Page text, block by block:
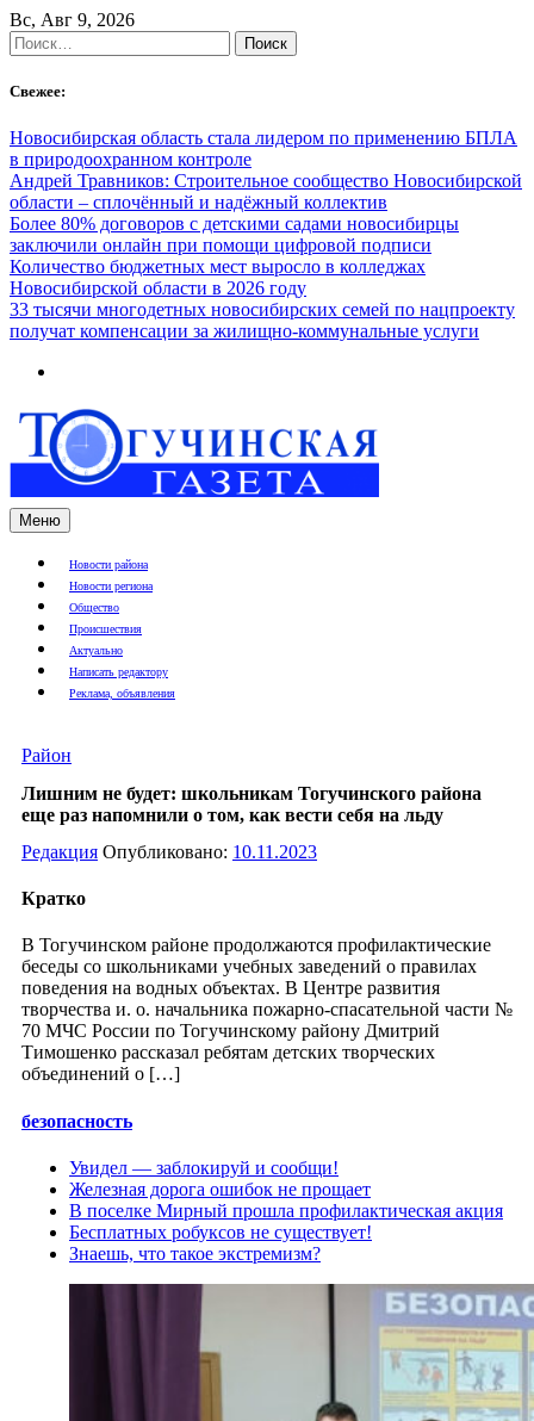
Skip
to
content
Вс, Авг 9, 2026
Найти:
Свежее:
Новосибирская область стала лидером по применению БПЛА
в природоохранном контроле
Андрей Травников: Строительное сообщество Новосибирской
области – сплочённый и надёжный коллектив
Более 80% договоров с детскими садами новосибирцы
заключили онлайн при помощи цифровой подписи
Количество бюджетных мест выросло в колледжах
Новосибирской области в 2026 году
33 тысячи многодетных новосибирских семей по нацпроекту
получат компенсации за жилищно-коммунальные услуги
Меню
Новости района
Новости региона
Общество
Происшествия
Актуально
Написать редактору
Реклама, объявления
Район
Лишним не будет: школьникам Тогучинского района
еще раз напомнили о том, как вести себя на льду
Редакция Опубликовано: 10.11.2023
Кратко
В Тогучинском районе продолжаются профилактические
беседы со школьниками учебных заведений о правилах
поведения на водных объектах. В Центре развития
творчества и. о. начальника пожарно-спасательной части №
70 МЧС России по Тогучинскому району Дмитрий
Тимошенко рассказал ребятам детских творческих
объединений о […]
безопасность
Увидел — заблокируй и сообщи!
Железная дорога ошибок не прощает
В поселке Мирный прошла профилактическая акция
Бесплатных робуксов не существует!
Знаешь, что такое экстремизм?